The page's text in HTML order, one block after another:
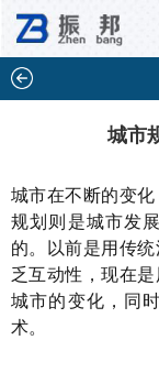
城市
城市在不断的变
规划则是城市发
的。以前是用传
乏互动性，现在
城市的变化，同
术。